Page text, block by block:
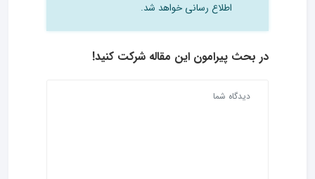
اطلاع رسانی خواهد شد.
در بحث‌ پیرامون این مقاله شرکت کنید!